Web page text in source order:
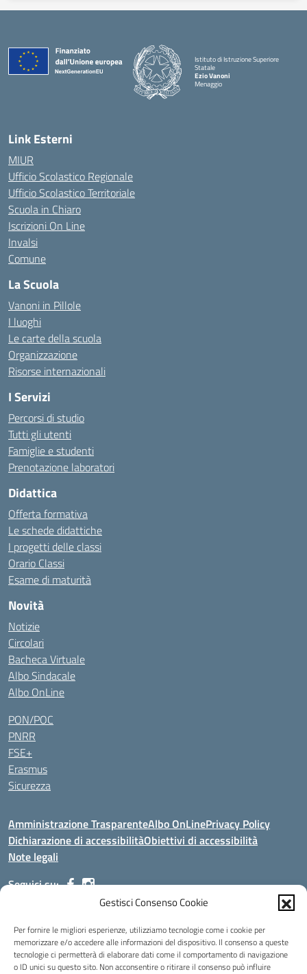
Gestisci Consenso Cookie
Per fornire le migliori esperienze, utilizziamo tecnologie come i cookie per
memorizzare e/o accedere alle informazioni del dispositivo. Il consenso a queste
tecnologie ci permetterà di elaborare dati come il comportamento di navigazione
o ID unici su questo sito. Non acconsentire o ritirare il consenso può influire
Istituto di Istruzione Superiore
Statale
Ezio Vanoni
Menaggio
— Visita la pagina iniziale della scuola
Link Esterni
MIUR
Ufficio Scolastico Regionale
Ufficio Scolastico Territoriale
Scuola in Chiaro
Iscrizioni On Line
Invalsi
Comune
La Scuola
Vanoni in Pillole
I luoghi
Le carte della scuola
Organizzazione
Risorse internazionali
I Servizi
Percorsi di studio
Tutti gli utenti
Famiglie e studenti
Prenotazione laboratori
Didattica
Offerta formativa
Le schede didattiche
I progetti delle classi
Orario Classi
Esame di maturità
Novità
Notizie
Circolari
Bacheca Virtuale
Albo Sindacale
Albo OnLine
PON/POC
PNRR
FSE+
Erasmus
Sicurezza
Amministrazione TrasparenteAlbo OnLinePrivacy Policy
Dichiarazione di accessibilitàObiettivi di accessibilità
Note legali
Seguici su:
Indirizzo:Via Malagrida, 3 - 22017 Menaggio (CO)
Centralino:+39 0344.32.539 Email:cois00100g@istruzione.it
Posta elettronica certificata (PEC):cois00100g@pec.istruzione.it